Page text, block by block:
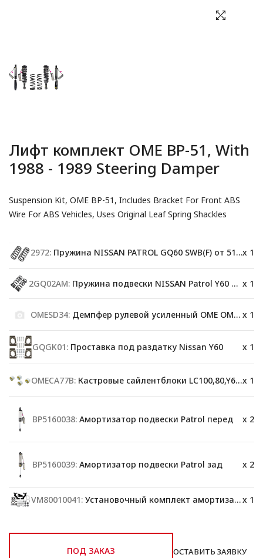
Лифт комплект OME BP-51, With
1988 - 1989 Steering Damper
Suspension Kit, OME BP-51, Includes Bracket For Front ABS
Wire For ABS Vehicles, Uses Original Leaf Spring Shackles
2972:Пружина NISSAN PATROL GQ60 SWB(F) от 51-110кг x 1
2GQ02AM: Пружина подвески NISSAN Patrol Y60 200 kg LWB x 1
OMESD34: Демпфер рулевой усиленный OME OMESD34 x 1
GQGK01: Проставка под раздатку Nissan Y60 x 1
OMECA77B: Кастровые сайлентблоки LC100,80,Y60,78 x 1
BP5160038: Амортизатор подвески Patrol перед x 2
BP5160039: Амортизатор подвески Patrol зад x 2
VM80010041:Установочный комплект амортизатора x 1
ПОД ЗАКАЗ ОСТАВИТЬ ЗАЯВКУ